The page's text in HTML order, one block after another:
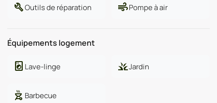
buildOutils de réparation airPompe à air
Équipements logement
local_laundry_service Lave-linge grassJardin
outdoor_grill Barbecue